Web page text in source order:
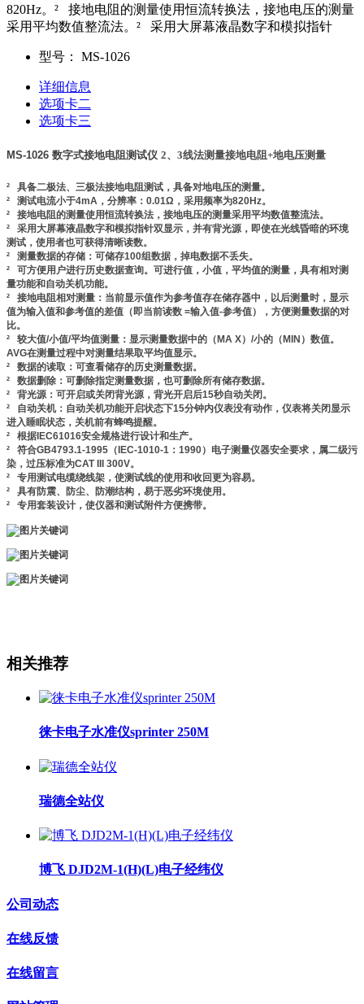
820Hz。² 接地电阻的测量使用恒流转换法，接地电压的测量
采用平均数值整流法。² 采用大屏幕液晶数字和模拟指针
型号： MS-1026
详细信息
选项卡二
选项卡三
MS-1026 数字式接地电阻测试仪 2、 3线法测量接地电阻+地电压测量
² 具备二极法、三极法接地电阻测试，具备对地电压的测量。
² 测试电流小于4mA ，分辨率： 0.01Ω ，采用频率为820Hz。
² 接地电阻的测量使用恒流转换法，接地电压的测量采用平均数值整流法。
² 采用大屏幕液晶数字和模拟指针双显示，并有背光源，即使在光线昏暗的环境
测试，使用者也可获得清晰读数。
² 测量数据的存储：可储存100组数据，掉电数据不丢失。
² 可方便用户进行历史数据查询。可进行值，小值，平均值的测量，具有相对测
量功能和自动关机功能。
² 接地电阻相对测量：当前显示值作为参考值存在储存器中，以后测量时，显示
值为输入值和参考值的差值（即当前读数 =输入值-参考值），方便测量数据的对
比。
² 较大值/小值/平均值测量：显示测量数据中的（ MA X）/小的（ MIN ）数值。
AVG在测量过程中对测量结果取平均值显示。
² 数据的读取：可查看储存的历史测量数据。
² 数据删除：可删除指定测量数据，也可删除所有储存数据。
² 背光源：可开启或关闭背光源，背光开启后15秒自动关闭。
² 自动关机：自动关机功能开启状态下15分钟内仪表没有动作，仪表将关闭显示
进入睡眠状态，关机前有蜂鸣提醒。
² 根据 IEC61016安全规格进行设计和生产。
² 符合GB4793.1-1995 （ IEC-1010-1 ： 1990）电子测量仪器安全要求，属二级污
染，过压标准为CAT 300V。
² 专用测试电缆绕线架，使测试线的使用和收回更为容易。
² 具有防震、防尘、防潮结构，易于恶劣环境使用。
² 专用套装设计，使仪器和测试附件方便携带。
相关推荐
徕卡电子水准仪sprinter 250M
瑞德全站仪
博飞 DJD2M-1(H)(L)电子经纬仪
公司动态
在线反馈
在线留言